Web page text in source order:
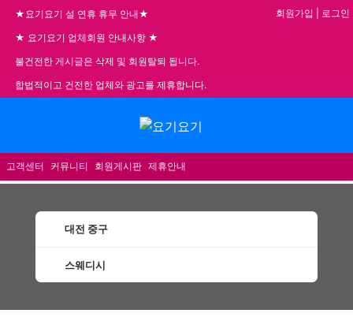
★요기요기 설 연휴 휴무 안내★
★ 요기요기 업체회원 안내사항 ★
불건전한 게시글은 삭제 및 회원탈퇴 됩니다.
합법적이고 건전한 업체와 광고를 제휴합니다.
회원가입 로그인
고객센터 커뮤니티 회원게시판 제휴안내
대전 중구
스웨디시